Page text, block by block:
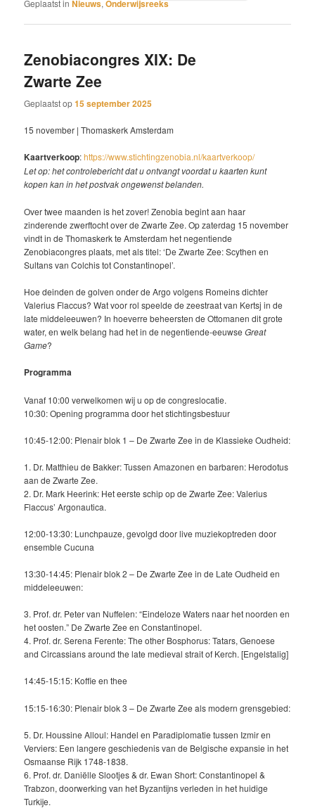
Geplaatst in Nieuws,Onderwijsreeks
Zenobiacongres XIX: De
Zwarte Zee
Geplaatst op15 september 2025
15 november | Thomaskerk Amsterdam
Kaartverkoop:https://www.stichtingzenobia.nl/kaartverkoop/
Let op: het controlebericht dat u ontvangt voordat u kaarten kunt
kopen kan in het postvak ongewenst belanden.
Over twee maanden is het zover! Zenobia begint aan haar
zinderende zwerftocht over de Zwarte Zee. Op zaterdag 15 november
vindt in de Thomaskerk te Amsterdam het negentiende
Zenobiacongres plaats, met als titel: ‘De Zwarte Zee: Scythen en
Sultans van Colchis tot Constantinopel’.
Hoe deinden de golven onder de Argo volgens Romeins dichter
Valerius Flaccus? Wat voor rol speelde de zeestraat van Kertsj in de
late middeleeuwen? In hoeverre beheersten de Ottomanen dit grote
water, en welk belang had het in de negentiende-eeuwseGreat
Game?
Programma
Vanaf 10:00 verwelkomen wij u op de congreslocatie.
10:30: Opening programma door het stichtingsbestuur
10:45-12:00: Plenair blok 1 – De Zwarte Zee in de Klassieke Oudheid:
1. Dr. Matthieu de Bakker: Tussen Amazonen en barbaren: Herodotus
aan de Zwarte Zee.
2. Dr. Mark Heerink: Het eerste schip op de Zwarte Zee: Valerius
Flaccus’ Argonautica.
12:00-13:30: Lunchpauze, gevolgd door live muziekoptreden door
ensemble Cucuna
13:30-14:45: Plenair blok 2 – De Zwarte Zee in de Late Oudheid en
middeleeuwen:
3. Prof. dr. Peter van Nuffelen: “Eindeloze Waters naar het noorden en
het oosten.” De Zwarte Zee en Constantinopel.
4. Prof. dr. Serena Ferente: The other Bosphorus: Tatars, Genoese
and Circassians around the late medieval strait of Kerch. [Engelstalig]
14:45-15:15: Koffie en thee
15:15-16:30: Plenair blok 3 – De Zwarte Zee als modern grensgebied:
5. Dr. Houssine Alloul: Handel en Paradiplomatie tussen Izmir en
Verviers: Een langere geschiedenis van de Belgische expansie in het
Osmaanse Rijk 1748-1838.
6. Prof. dr. Daniëlle Slootjes & dr. Ewan Short: Constantinopel &
Trabzon, doorwerking van het Byzantijns verleden in het huidige
Turkije.